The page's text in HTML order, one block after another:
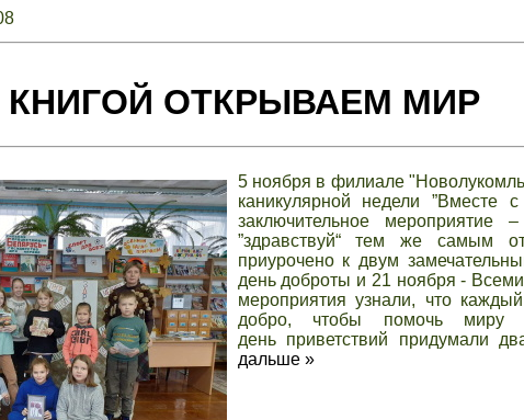
КНИГОЙ ОТКРЫВАЕМ МИР
5 ноября в филиале
каникулярной недели ”Вместе
заключительное мероприятие
”здравствуй“ тем же самым
приурочено к двум
день доброты и 21 ноября -
мероприятия узнали, что
добро, чтобы помочь миру
день приветствий придумали
дальше »